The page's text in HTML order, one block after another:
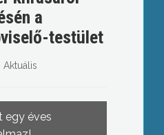
a
testület
Aktuális
egy éves